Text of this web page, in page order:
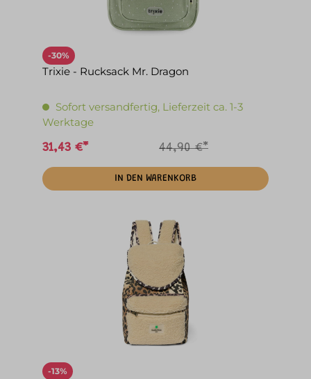
-30%
Trixie - Rucksack Mr. Dragon
Sofort versandfertig, Lieferzeit ca. 1-3
Werktage
31,43 €* 44,90 €*
IN DEN WARENKORB
-13%